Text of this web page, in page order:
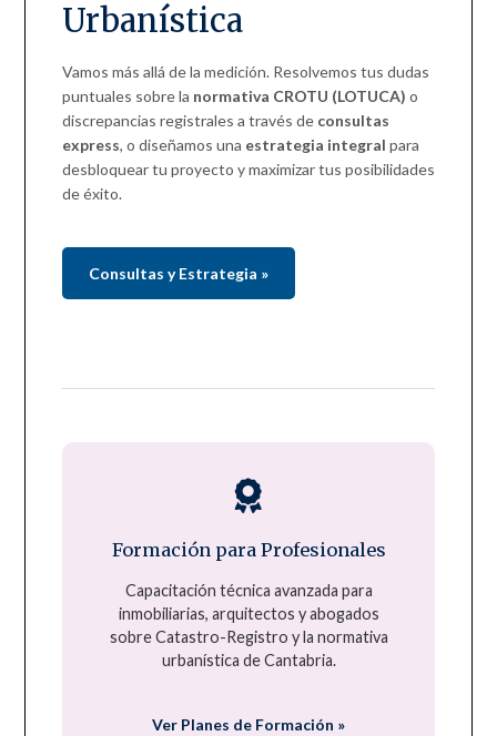
Urbanística
Vamos más allá de la medición. Resolvemos tus dudas
puntuales sobre la normativa CROTU (LOTUCA) o
discrepancias registrales a través de consultas
express, o diseñamos una estrategia integral para
desbloquear tu proyecto y maximizar tus posibilidades
de éxito.
Consultas y Estrategia »
Formación para Profesionales
Capacitación técnica avanzada para
inmobiliarias, arquitectos y abogados
sobre Catastro-Registro y la normativa
urbanística de Cantabria.
Ver Planes de Formación »